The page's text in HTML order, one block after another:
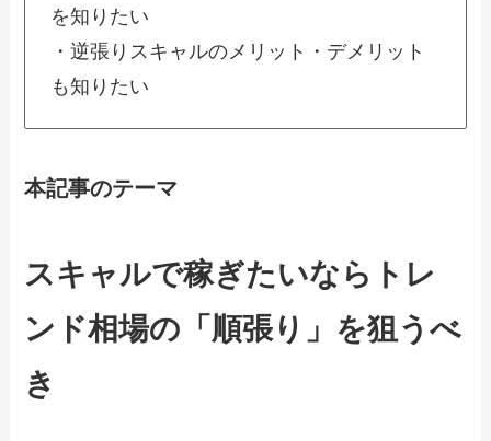
を知りたい
・逆張りスキャルのメリット・デメリット
も知りたい
本記事のテーマ
スキャルで稼ぎたいならトレ
ンド相場の「順張り」を狙うべ
き